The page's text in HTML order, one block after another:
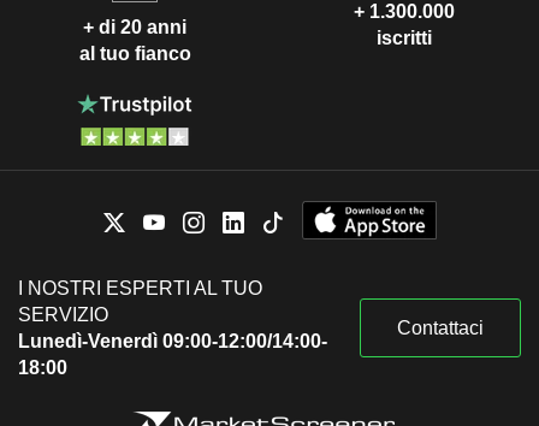
+ di 20 anni
al tuo fianco
+ 1.300.000
iscritti
I NOSTRI ESPERTI AL TUO
SERVIZIO
Lunedì-Venerdì 09:00-12:00/14:00-
18:00
Contattaci